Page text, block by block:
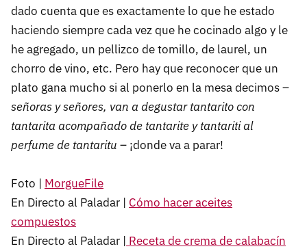
dado cuenta que es exactamente lo que he estado
haciendo siempre cada vez que he cocinado algo y le
he agregado, un pellizco de tomillo, de laurel, un
chorro de vino, etc. Pero hay que reconocer que un
plato gana mucho si al ponerlo en la mesa decimos –
señoras y señores, van a degustar tantarito con
tantarita acompañado de tantarite y tantariti al
perfume de tantaritu – ¡donde va a parar!
Foto | MorgueFile
En Directo al Paladar | Cómo hacer aceites
compuestos
En Directo al Paladar | Receta de crema de calabacín